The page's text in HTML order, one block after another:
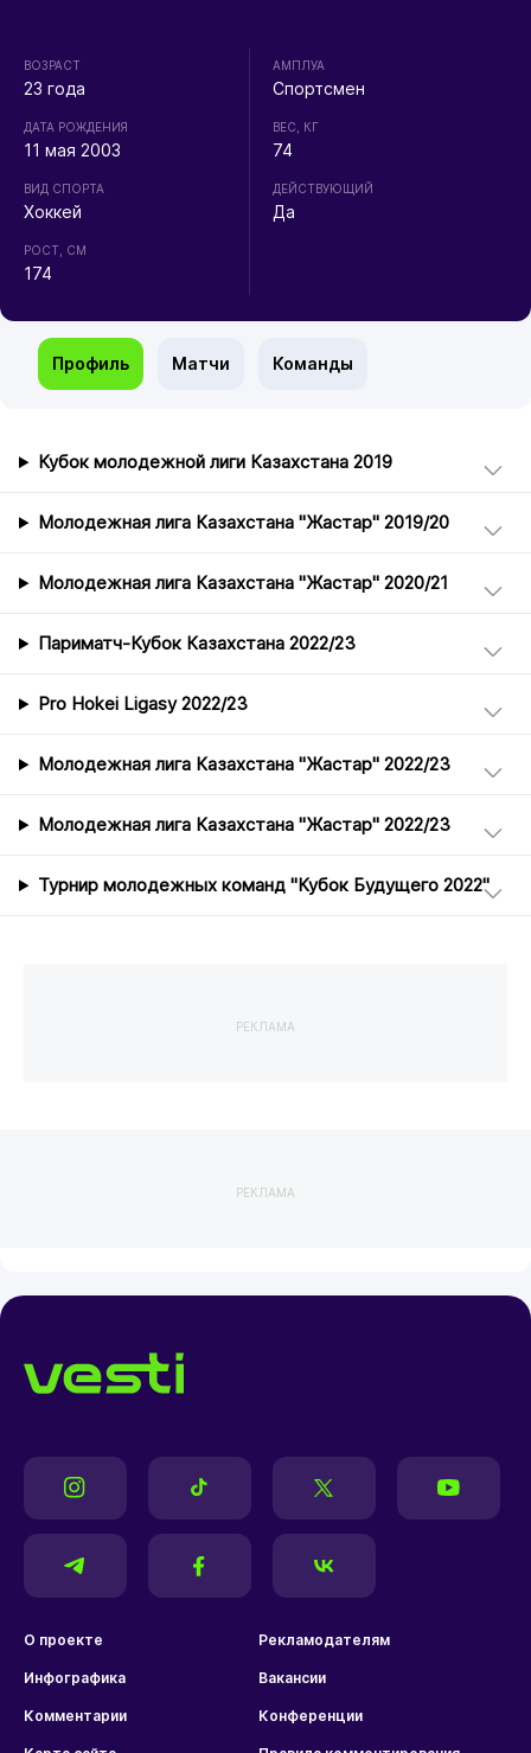
ВОЗРАСТ
23 года
ДАТА РОЖДЕНИЯ
11 мая 2003
ВИД СПОРТА
Хоккей
РОСТ, СМ
174
АМПЛУА
Спортсмен
ВЕС, КГ
74
ДЕЙСТВУЮЩИЙ
Да
Профиль Матчи Команды
Кубок молодежной лиги Казахстана 2019
Молодежная лига Казахстана "Жастар" 2019/20
Молодежная лига Казахстана "Жастар" 2020/21
Париматч-Кубок Казахстана 2022/23
Pro Hokei Ligasy 2022/23
Молодежная лига Казахстана "Жастар" 2022/23
Молодежная лига Казахстана "Жастар" 2022/23
Турнир молодежных команд "Кубок Будущего 2022"
РЕКЛАМА
РЕКЛАМА
О проекте Рекламодателям
Инфографика Вакансии
Комментарии Конференции